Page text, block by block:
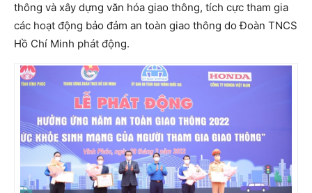
thông và xây dựng văn hóa giao thông, tích cực tham gia
các hoạt động bảo đảm an toàn giao thông do Đoàn TNCS
Hồ Chí Minh phát động.